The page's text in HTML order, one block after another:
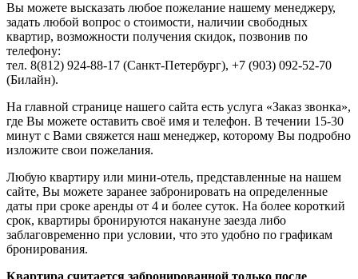
Вы можете высказать любое пожелание нашему менеджеру,
задать любой вопрос о стоимости, наличии свободных
квартир, возможности получения скидок, позвонив по
телефону:
тел. 8(812) 924-88-17 (Санкт-Петербург), +7 (903) 092-52-70
(Билайн).
На главной странице нашего сайта есть услуга «Заказ звонка»,
где Вы можете оставить своё имя и телефон. В течении 15-30
минут с Вами свяжется наш менеджер, которому Вы подробно
изложите свои пожелания.
Любую квартиру или мини-отель, представленные на нашем
сайте, Вы можете заранее забронировать на определенные
даты при сроке аренды от 4 и более суток. На более короткий
срок, квартиры бронируются накануне заезда либо
заблаговременно при условии, что это удобно по графикам
бронирования.